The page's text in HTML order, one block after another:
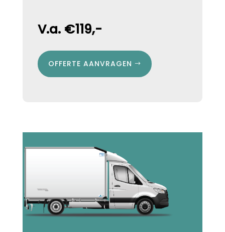
V.a. €119,-
OFFERTE AANVRAGEN